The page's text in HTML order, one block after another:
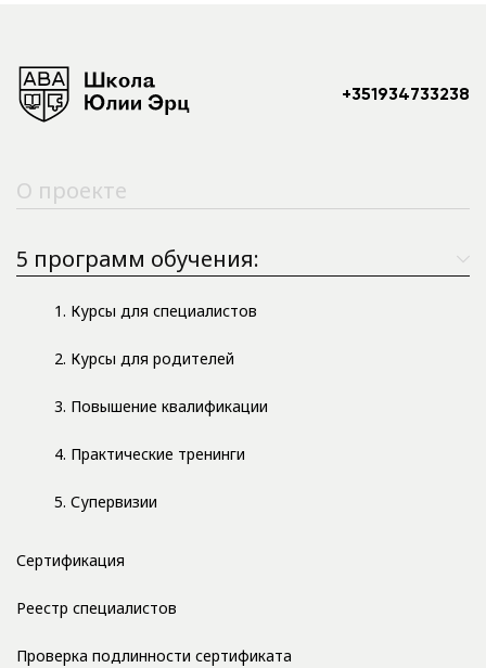
+351934733238
О проекте
5 программ обучения:
1. Курсы для специалистов
2. Курсы для родителей
3. Повышение квалификации
4. Практические тренинги
5. Супервизии
Сертификация
Реестр специалистов
Проверка подлинности сертификата